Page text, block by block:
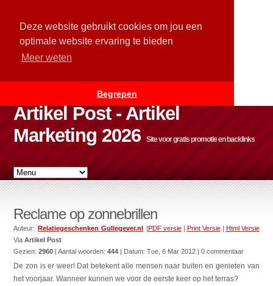
Deze website gebruikt cookies om jou een
optimale website ervaring te bieden
Meer weten
Begrepen
Artikel Post - Artikel
Marketing 2026
Site voor gratis promotie en backlinks
Reclame op zonnebrillen
PDF versie| Print Versie| Html Versie
Auteur: Relatiegeschenken Gullegever.nl |
ViaArtikel Post
Gezien:2960 | Aantal woorden:444 | Datum:Tue, 6 Mar 2012 | 0 commentaar
De zon is er weer! Dat betekent alle mensen naar buiten en genieten van
het voorjaar. Wanneer kunnen we voor de eerste keer op het terras?